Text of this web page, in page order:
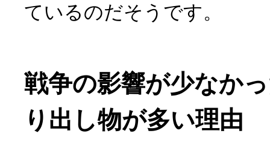
ているのだそうです。
戦争の影響が少なか
り出し物が多い理由